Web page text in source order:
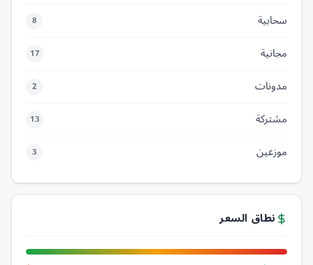
سحابية 8
مجانية 17
مدونات 2
مشتركة 13
موزعين 3
نطاق السعر